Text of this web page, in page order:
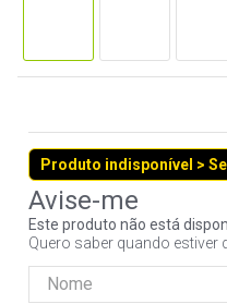
Produto indisponível >
Este produto não está
Quero saber quando estiver
5º
7º
8º
10